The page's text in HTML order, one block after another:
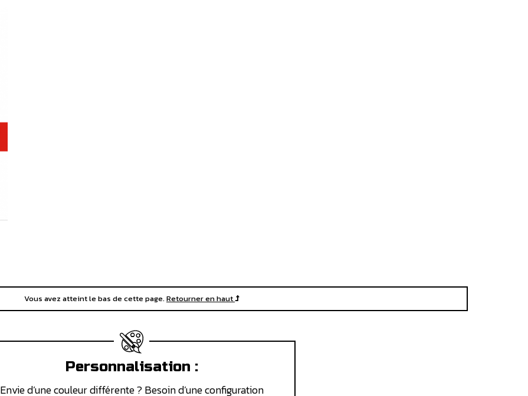
Vous avez atteint le bas de cette page.Retourner en haut
Personnalisation :
Envie d’une couleur différente ? Besoin d’une configuration